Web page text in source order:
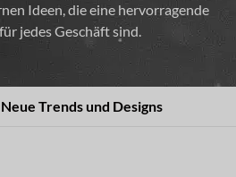
Ideen, die eine hervorragende
jedes Geschäft sind.
Neue Trends und Designs